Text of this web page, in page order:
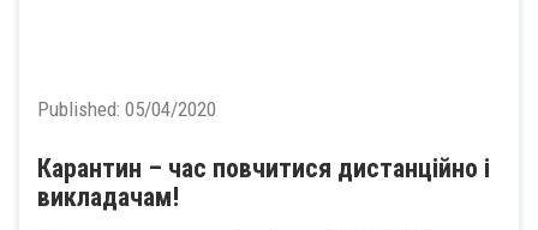
Published: 05/04/2020
Карантин – час повчитися дистанційно і
викладачам!